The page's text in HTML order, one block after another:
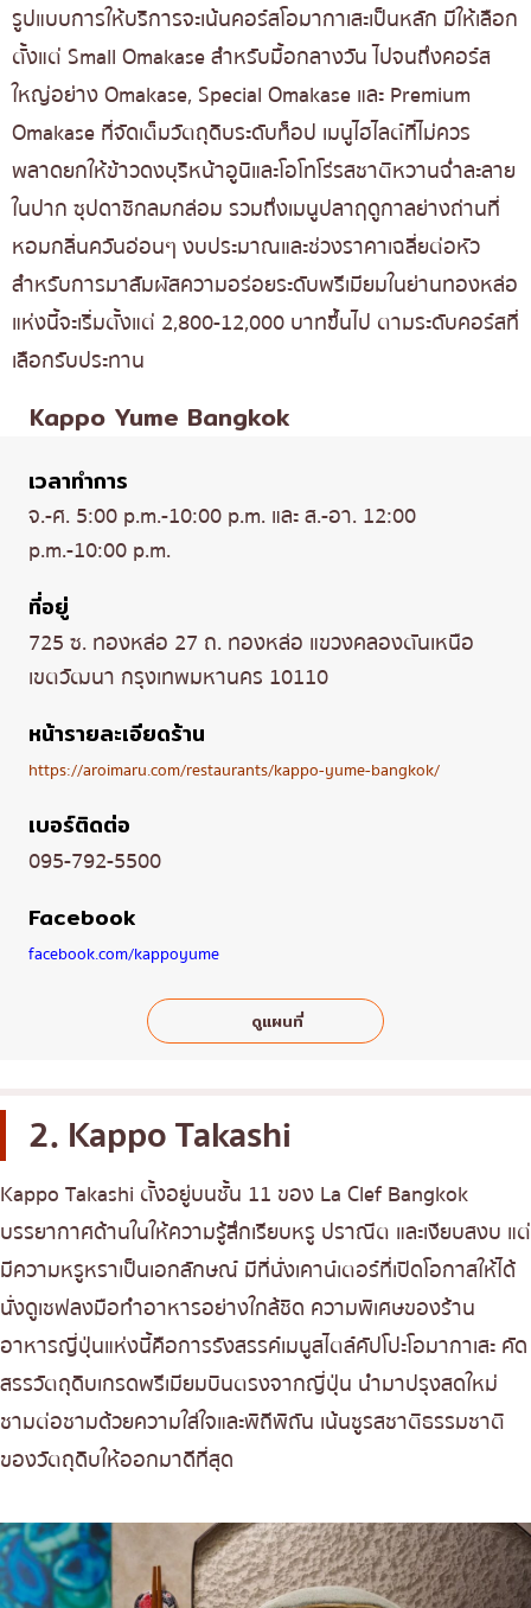
รูปแบบการให้บริการจะเน้นคอร์สโอมากาเสะเป็นหลัก มีให้เลือก
ตั้งแต่ Small Omakase สำหรับมื้อกลางวัน ไปจนถึงคอร์ส
ใหญ่อย่าง Omakase, Special Omakase และ Premium
Omakase ที่จัดเต็มวัตถุดิบระดับท็อป เมนูไฮไลต์ที่ไม่ควร
พลาดยกให้ข้าวดงบุริหน้าอูนิและโอโทโร่รสชาติหวานฉ่ำละลาย
ในปาก ซุปดาชิกลมกล่อม รวมถึงเมนูปลาฤดูกาลย่างถ่านที่
หอมกลิ่นควันอ่อนๆ งบประมาณและช่วงราคาเฉลี่ยต่อหัว
สำหรับการมาสัมผัสความอร่อยระดับพรีเมียมในย่านทองหล่อ
แห่งนี้จะเริ่มตั้งแต่ 2,800-12,000 บาทขึ้นไป ตามระดับคอร์สที่
เลือกรับประทาน
Kappo Yume Bangkok
เวลาทำการ
จ.-ศ. 5:00 p.m.-10:00 p.m. และ ส.-อา. 12:00
p.m.-10:00 p.m.
ที่อยู่
725 ซ. ทองหล่อ 27 ถ. ทองหล่อ แขวงคลองตันเหนือ
เขตวัฒนา กรุงเทพมหานคร 10110
หน้ารายละเอียดร้าน
https://aroimaru.com/restaurants/kappo-yume-bangkok/
เบอร์ติดต่อ
095-792-5500
Facebook
facebook.com/kappoyume
ดูแผนที่
2. Kappo Takashi
Kappo Takashi ตั้งอยู่บนชั้น 11 ของ La Clef Bangkok
บรรยากาศด้านในให้ความรู้สึกเรียบหรู ปราณีต และเงียบสงบ แต่
มีความหรูหราเป็นเอกลักษณ์ มีที่นั่งเคาน์เตอร์ที่เปิดโอกาสให้ได้
นั่งดูเชฟลงมือทำอาหารอย่างใกล้ชิด ความพิเศษของร้าน
อาหารญี่ปุ่นแห่งนี้คือการรังสรรค์เมนูสไตล์คัปโปะโอมากาเสะ คัด
สรรวัตถุดิบเกรดพรีเมียมบินตรงจากญี่ปุ่น นำมาปรุงสดใหม่
ชามต่อชามด้วยความใส่ใจและพิถีพิถัน เน้นชูรสชาติธรรมชาติ
ของวัตถุดิบให้ออกมาดีที่สุด